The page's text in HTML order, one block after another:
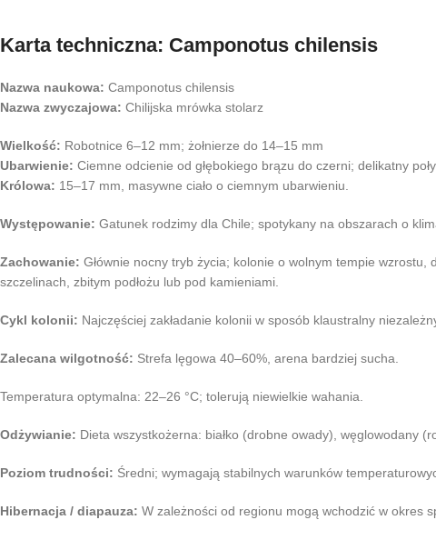
Karta techniczna: Camponotus chilensis
Nazwa naukowa: Camponotus chilensis
Nazwa zwyczajowa: Chilijska mrówka stolarz
Wielkość: Robotnice 6–12 mm; żołnierze do 14–15 mm
Ubarwienie: Ciemne odcienie od głębokiego brązu do czerni; delikatny
Królowa: 15–17 mm, masywne ciało o ciemnym ubarwieniu.
Występowanie: Gatunek rodzimy dla Chile; spotykany na obszarach o
Zachowanie: Głównie nocny tryb życia; kolonie o wolnym tempie
szczelinach, zbitym podłożu lub pod kamieniami.
Cykl kolonii: Najczęściej zakładanie kolonii w sposób klaustralny
Zalecana wilgotność: Strefa lęgowa 40–60%, arena bardziej sucha.
Temperatura optymalna: 22–26 °C; tolerują niewielkie wahania.
Odżywianie: Dieta wszystkożerna: białko (drobne owady), węglowodany
Poziom trudności: Średni; wymagają stabilnych warunków
Hibernacja / diapauza: W zależności od regionu mogą wchodzić w okres